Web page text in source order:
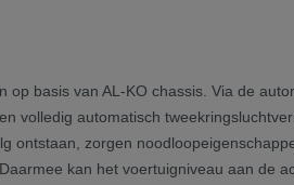
basis van AL-KO chassis. Via de
volledig automatisch
ontstaan, zorgen
kan het voertuigniveau aan de